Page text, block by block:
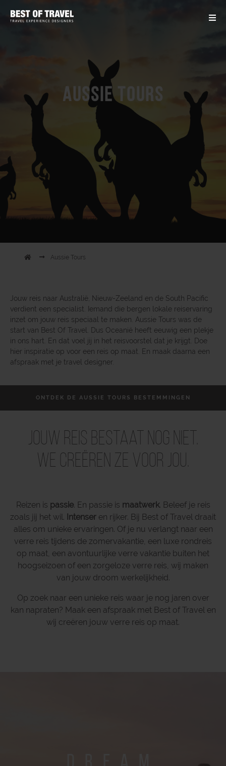
Aussie Tours
Aussie Tours
Jouw reis naar Australië, Nieuw-Zeeland en de South Pacific
verdient een specialist. Iemand die bergen lokale reiservaring
inzet om jouw reis speciaal te maken. Aussie Tours was de
start van Best Of Travel. Dus Oceanië heeft eeuwig een plekje
in ons hart. En dat voel jij in het reisvoorstel dat je krijgt. Doe
hier inspiratie op voor een reis op maat. En maak daarna een
afspraak met je travel designer.
ONTDEK DE AUSSIE TOURS BESTEMMINGEN
Jouw reis bestaat nog niet.
We creëren ze voor jou.
Reizen is passie. En passie is maatwerk. Beleef je reis
zoals jij het wil. Intenser en rijker. Bij Best of Travel draait
alles om unieke ervaringen. Of je nu verlangt naar een
verre reis tijdens de zomervakantie, een luxe rondreis
op maat, een avontuurlijke verre vakantie buiten het
hoogseizoen of een zorgeloze verre reis, wij maken
van jouw droom werkelijkheid.
Op zoek naar een unieke reis waar je nog jaren over
kan napraten? Maak een afspraak met Best of Travel en
wij creëren jouw verre reis op maat.